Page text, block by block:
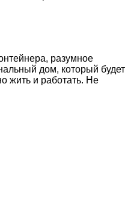
разумное
дом, который будет
жить и работать. Не